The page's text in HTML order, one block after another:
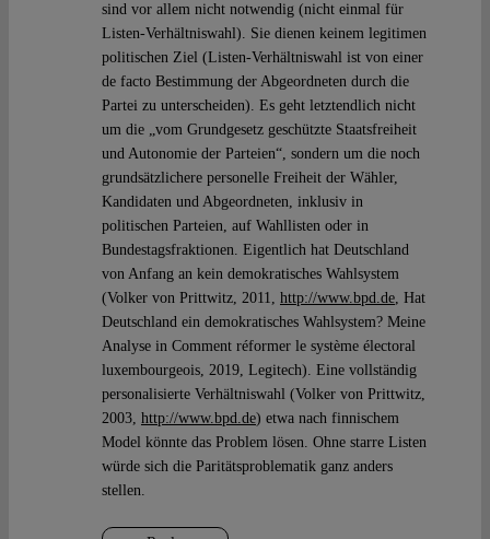
sind vor allem nicht notwendig (nicht einmal für
Listen-Verhältniswahl). Sie dienen keinem legitimen
politischen Ziel (Listen-Verhältniswahl ist von einer
de facto Bestimmung der Abgeordneten durch die
Partei zu unterscheiden). Es geht letztendlich nicht
um die „vom Grundgesetz geschützte Staatsfreiheit
und Autonomie der Parteien“, sondern um die noch
grundsätzlichere personelle Freiheit der Wähler,
Kandidaten und Abgeordneten, inklusiv in
politischen Parteien, auf Wahllisten oder in
Bundestagsfraktionen. Eigentlich hat Deutschland
von Anfang an kein demokratisches Wahlsystem
(Volker von Prittwitz, 2011, http://www.bpd.de, Hat
Deutschland ein demokratisches Wahlsystem? Meine
Analyse in Comment réformer le système électoral
luxembourgeois, 2019, Legitech). Eine vollständig
personalisierte Verhältniswahl (Volker von Prittwitz,
2003, http://www.bpd.de) etwa nach finnischem
Model könnte das Problem lösen. Ohne starre Listen
würde sich die Paritätsproblematik ganz anders
stellen.